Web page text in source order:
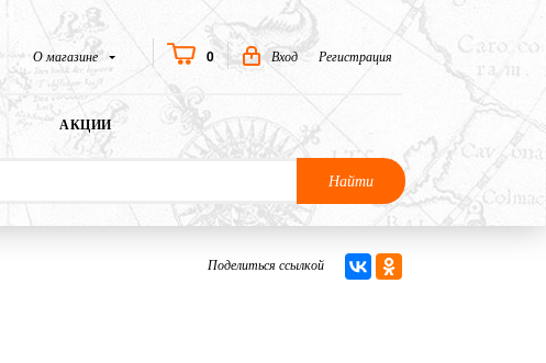
О магазине 0 Вход Регистрация
АКЦИИ
Найти
Поделиться ссылкой